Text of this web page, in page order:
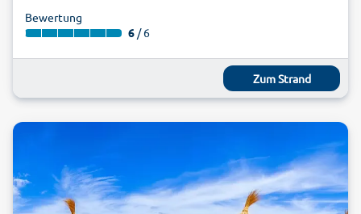
Bewertung
6 / 6
Zum Strand